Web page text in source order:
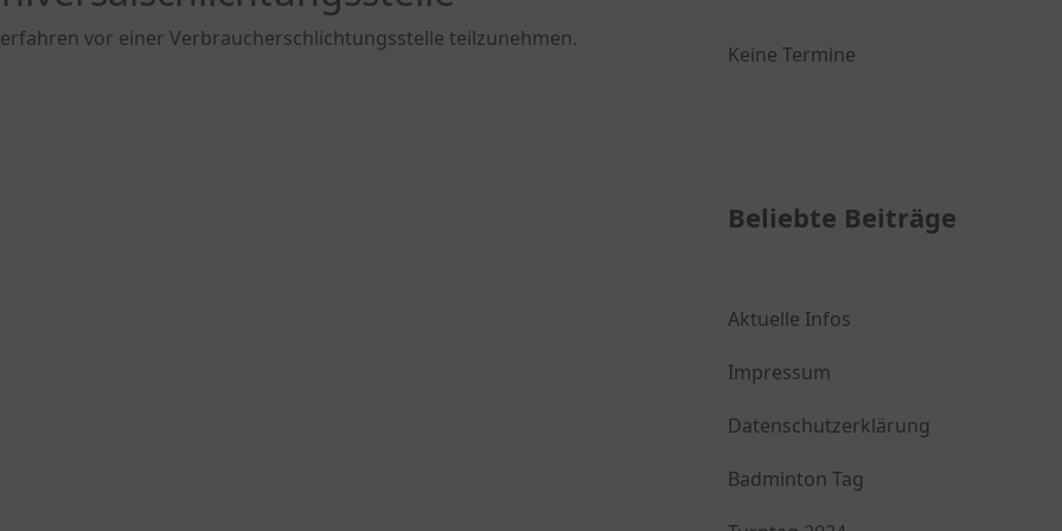
vor einer Verbraucherschlichtungsstelle teilzunehmen.
Keine Termine
Beliebte Beiträge
Aktuelle Infos
Impressum
Datenschutzerklärung
Badminton Tag